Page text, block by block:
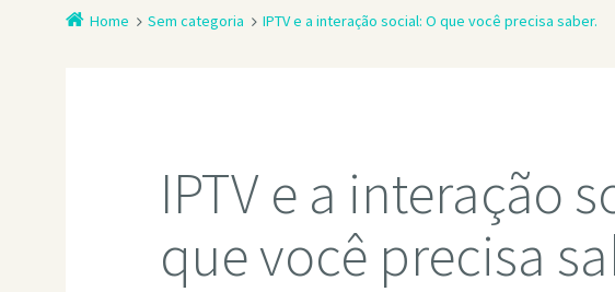
Home Sem categoria IPTV e a interação social: O que você precisa saber.
IPTV e a interação
que você precisa